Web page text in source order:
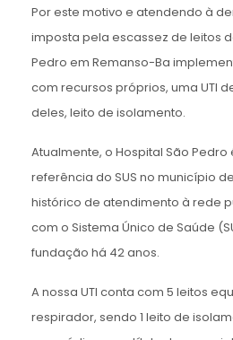
Por este motivo e atendendo à
imposta pela escassez de leitos
Pedro em Remanso-Ba
com recursos próprios, uma UTI
deles, leito de isolamento.
Atualmente, o Hospital São Pedro
referência do SUS no município
histórico de atendimento à rede
com o Sistema Único de Saúde
fundação há 42 anos.
A nossa UTI conta com 5 leitos
respirador, sendo 1 leito de